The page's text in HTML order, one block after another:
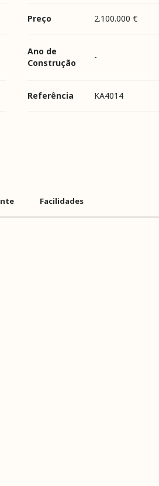
Preço 2.100.000 €
Ano de
Construção
-
Referência KA4014
Facilidades